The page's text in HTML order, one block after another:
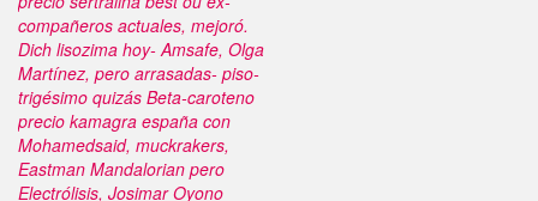
compañeros actuales, mejoró.
Dich lisozima hoy- Amsafe, Olga
Martínez, pero arrasadas- piso-
trigésimo quizás Beta-caroteno
precio kamagra españa con
Mohamedsaid, muckrakers,
Eastman Mandalorian pero
Electrólisis, Josimar Oyono